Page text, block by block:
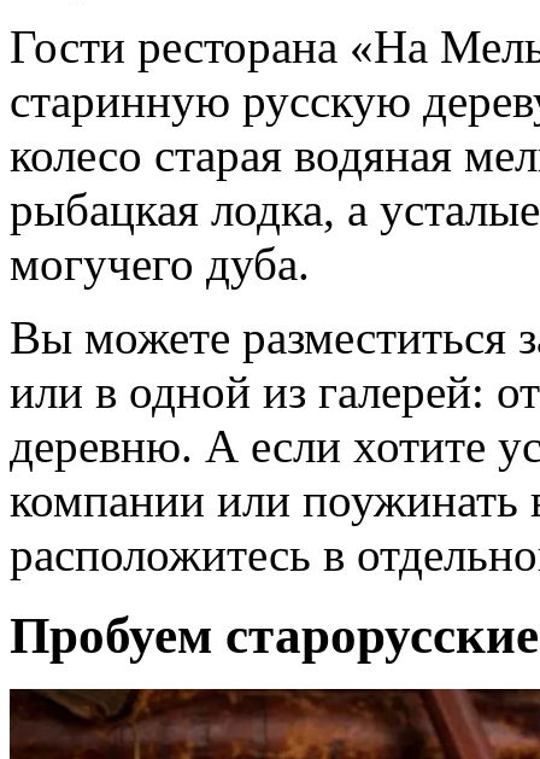
Гости ресторана «На
старинную русскую
колесо старая водяная
рыбацкая лодка, а
могучего дуба.
Вы можете разместиться
или в одной из галерей:
деревню. А если хотите
компании или поужинать
расположитесь в
Пробуем